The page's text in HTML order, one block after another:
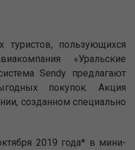
туристов, пользующихся
«Уральские
Sendy предлагают
покупок. Акция
созданном специально
2019 года* в мини-